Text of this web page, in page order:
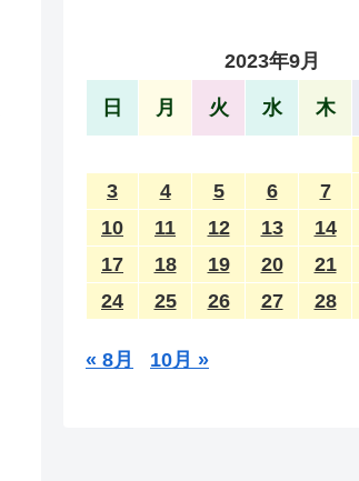
2023年9月
日 月 火 水 木
3
4 5 6 7
10
11 12 13 14
17
18 19 20 21
24
25 26 27 28
« 8月 10月 »